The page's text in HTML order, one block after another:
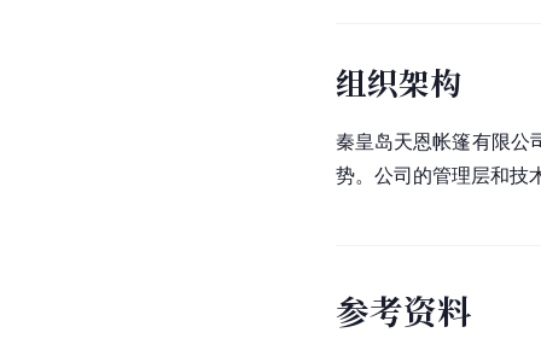
组织架构
秦皇岛天恩帐篷有限公
势。公司的管理层和技
参考资料